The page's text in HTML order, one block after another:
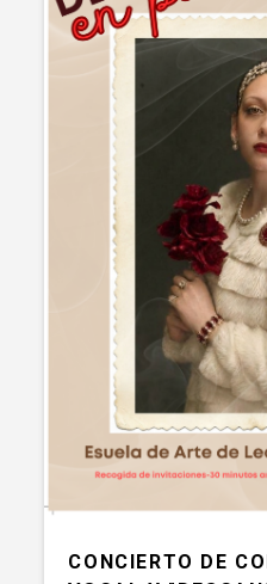
CONCIERTO DE